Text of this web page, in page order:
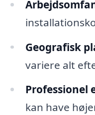
Geografisk
variere alt
Professionel
kan have